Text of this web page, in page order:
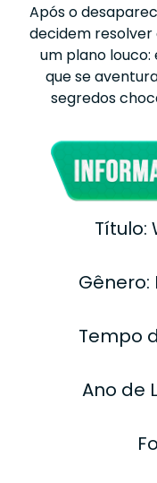
Após o
decidem
um plano louco:
que se
segredos
Título:
Tempo
Ano de